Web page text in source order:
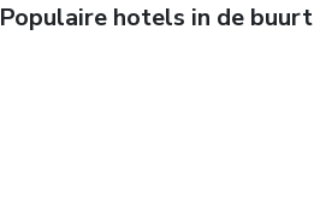
Populaire hotels in de buurt